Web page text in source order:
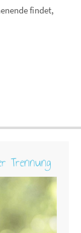
findet,
Trennung